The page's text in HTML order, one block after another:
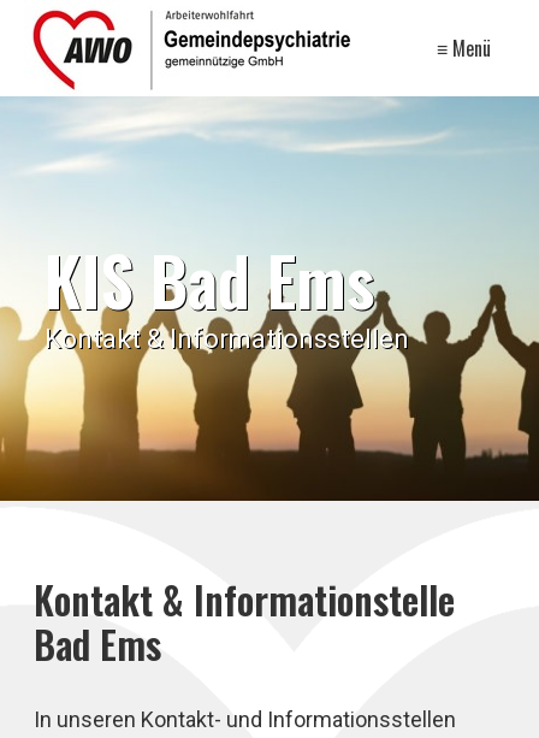
≡ Menü
KIS Bad Ems
Kontakt & Informationsstellen
Kontakt & Informationstelle
Bad Ems
In unseren Kontakt- und Informationsstellen